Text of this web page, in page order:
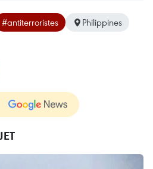
#antiterroristes
Philippines